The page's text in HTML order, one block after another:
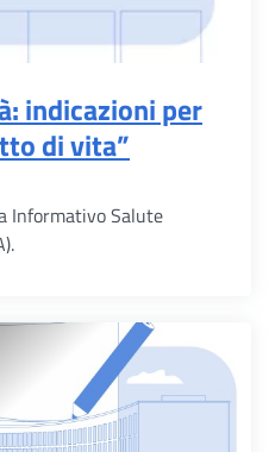
indicazioni per
di vita”
Informativo Salute